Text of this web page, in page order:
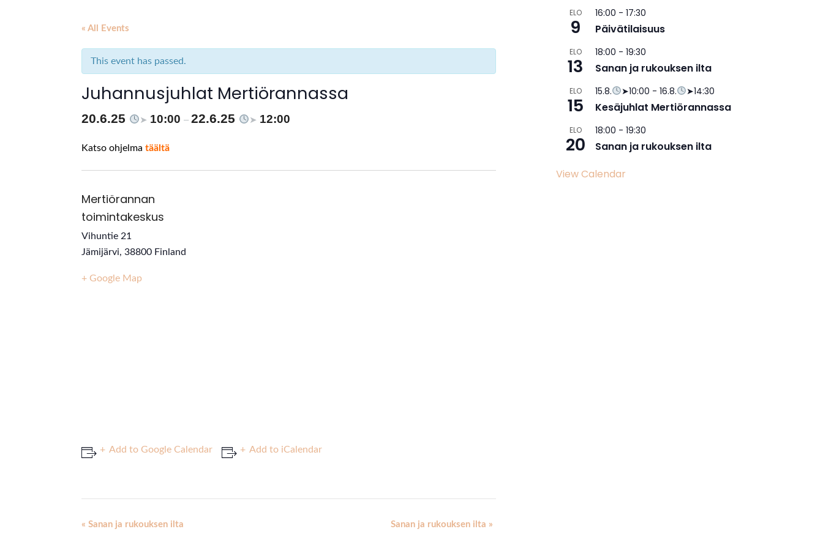
« All Events
This event has passed.
Juhannusjuhlat Mertiörannassa
20.6.25 ➤ 10:00–22.6.25 ➤ 12:00
Katso ohjelmatäältä
Mertiörannan
toimintakeskus
Vihuntie 21
Jämijärvi, 38800 Finland
+ Google Map
Add to Google Calendar Add to iCalendar
Event
« Sanan ja rukouksen ilta Sanan ja rukouksen ilta »
ELO
9
16:00 - 17:30
Päivätilaisuus
ELO
13
18:00 - 19:30
Sanan ja rukouksen ilta
ELO
15
15.8. ➤10:00 - 16.8. ➤14:30
Kesäjuhlat Mertiörannassa
ELO
20
18:00 - 19:30
Sanan ja rukouksen ilta
View Calendar